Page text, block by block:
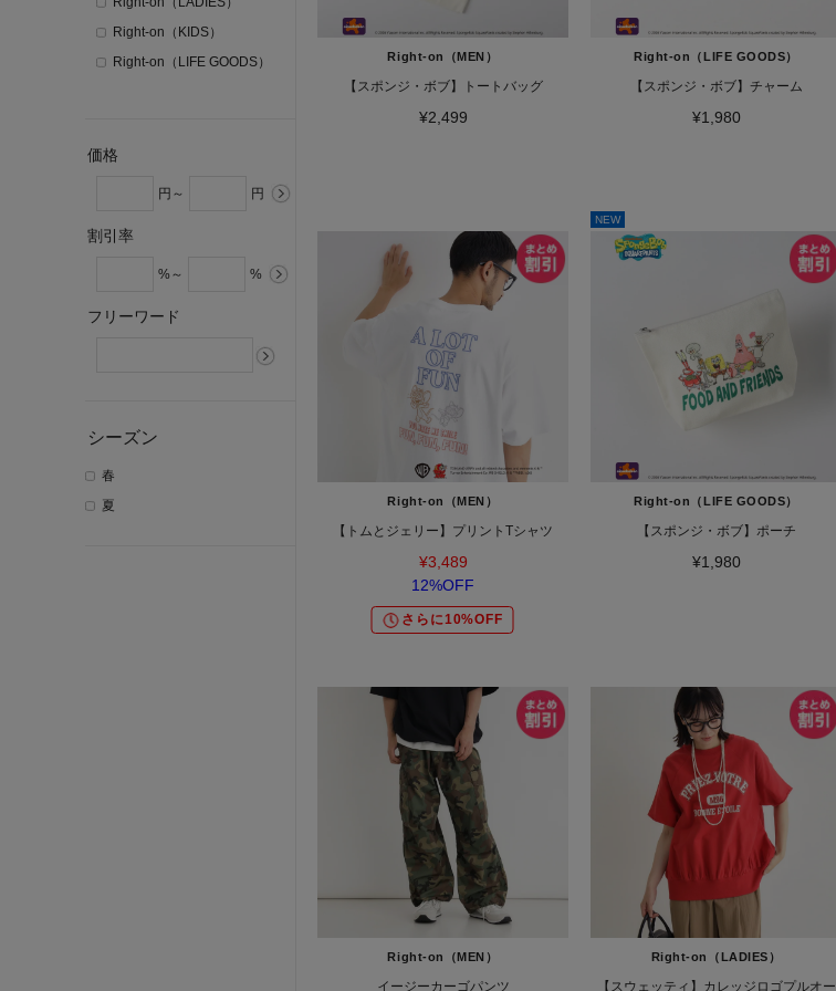
Right-on（KIDS）
Right-on（LIFE GOODS）
価格
円～ 円
割引率
%～ %
フリーワード
シーズン
春
夏
Right-on（MEN）
【スポンジ・ボブ】トートバッグ
¥2,499
Right-on（LIFE GOODS）
【スポンジ・ボブ】チャーム
¥1,980
Right-on（MEN）
【トムとジェリー】プリントTシャツ
¥3,489
12%OFF
さらに10%OFF
NEW
Right-on（LIFE GOODS）
【スポンジ・ボブ】ポーチ
¥1,980
Right-on（MEN）
イージーカーゴパンツ
Right-on（LADIES）
【スウェッティ】カレッジロゴプルオー